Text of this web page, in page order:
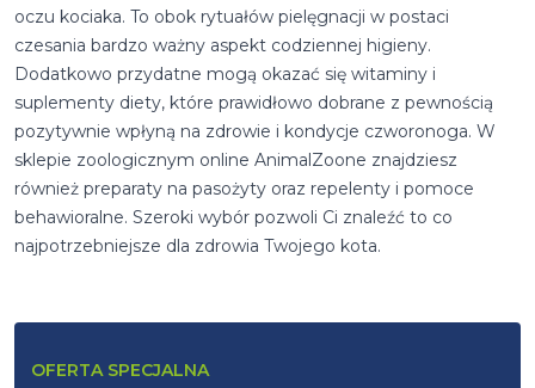
oczu kociaka. To obok rytuałów pielęgnacji w postaci
czesania bardzo ważny aspekt codziennej higieny.
Dodatkowo przydatne mogą okazać się witaminy i
suplementy diety, które prawidłowo dobrane z pewnością
pozytywnie wpłyną na zdrowie i kondycje czworonoga. W
sklepie zoologicznym online AnimalZoone znajdziesz
również preparaty na pasożyty oraz repelenty i pomoce
behawioralne. Szeroki wybór pozwoli Ci znaleźć to co
najpotrzebniejsze dla zdrowia Twojego kota.
OFERTA SPECJALNA